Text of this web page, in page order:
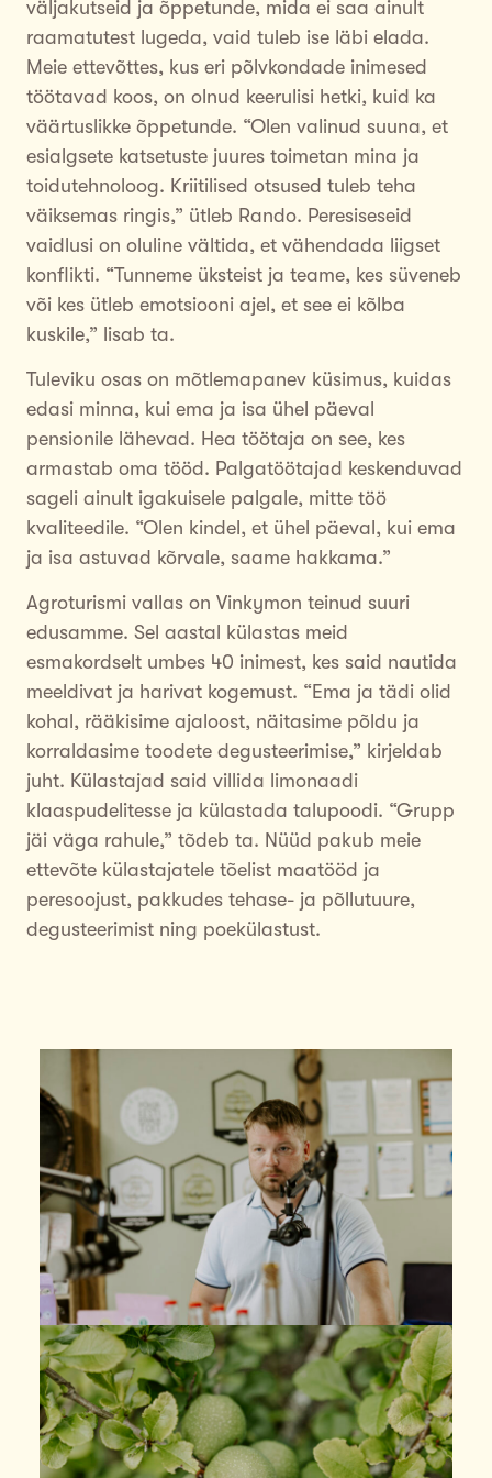
väljakutseid ja õppetunde, mida ei saa ainult
raamatutest lugeda, vaid tuleb ise läbi elada.
Meie ettevõttes, kus eri põlvkondade inimesed
töötavad koos, on olnud keerulisi hetki, kuid ka
väärtuslikke õppetunde. “Olen valinud suuna, et
esialgsete katsetuste juures toimetan mina ja
toidutehnoloog. Kriitilised otsused tuleb teha
väiksemas ringis,” ütleb Rando. Peresiseseid
vaidlusi on oluline vältida, et vähendada liigset
konflikti. “Tunneme üksteist ja teame, kes süveneb
või kes ütleb emotsiooni ajel, et see ei kõlba
kuskile,” lisab ta.
Tuleviku osas on mõtlemapanev küsimus, kuidas
edasi minna, kui ema ja isa ühel päeval
pensionile lähevad. Hea töötaja on see, kes
armastab oma tööd. Palgatöötajad keskenduvad
sageli ainult igakuisele palgale, mitte töö
kvaliteedile. “Olen kindel, et ühel päeval, kui ema
ja isa astuvad kõrvale, saame hakkama.”
Agroturismi vallas on Vinkymon teinud suuri
edusamme. Sel aastal külastas meid
esmakordselt umbes 40 inimest, kes said nautida
meeldivat ja harivat kogemust. “Ema ja tädi olid
kohal, rääkisime ajaloost, näitasime põldu ja
korraldasime toodete degusteerimise,” kirjeldab
juht. Külastajad said villida limonaadi
klaaspudelitesse ja külastada talupoodi. “Grupp
jäi väga rahule,” tõdeb ta. Nüüd pakub meie
ettevõte külastajatele tõelist maatööd ja
peresoojust, pakkudes tehase- ja põllutuure,
degusteerimist ning poekülastust.